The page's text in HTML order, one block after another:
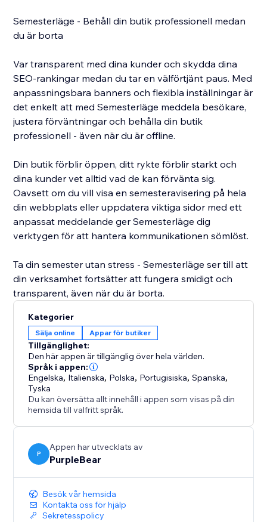
Semesterläge - Behåll din butik professionell medan
du är borta
Var transparent med dina kunder och skydda dina
SEO-rankingar medan du tar en välförtjänt paus. Med
anpassningsbara banners och flexibla inställningar är
det enkelt att med Semesterläge meddela besökare,
justera förväntningar och behålla din butik
professionell - även när du är offline.
Din butik förblir öppen, ditt rykte förblir starkt och
dina kunder vet alltid vad de kan förvänta sig.
Oavsett om du vill visa en semesteravisering på hela
din webbplats eller uppdatera viktiga sidor med ett
anpassat meddelande ger Semesterläge dig
verktygen för att hantera kommunikationen sömlöst.
Ta din semester utan stress - Semesterläge ser till att
din verksamhet fortsätter att fungera smidigt och
transparent, även när du är borta.
Kategorier
Sälja online Appar för butiker
Tillgänglighet:
Den här appen är tillgänglig över hela världen.
Språk i appen:
Engelska, Italienska, Polska, Portugisiska,Spanska,
Tyska
Du kan översätta allt innehåll i appen som visas på din
hemsida till valfritt språk.
P
Appen har utvecklats av
PurpleBear
Besök vår hemsida
Kontakta oss för hjälp
Sekretesspolicy